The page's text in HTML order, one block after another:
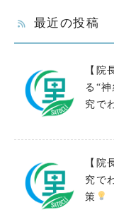
最近の投稿
【院
る“
究で
【院
究で
策